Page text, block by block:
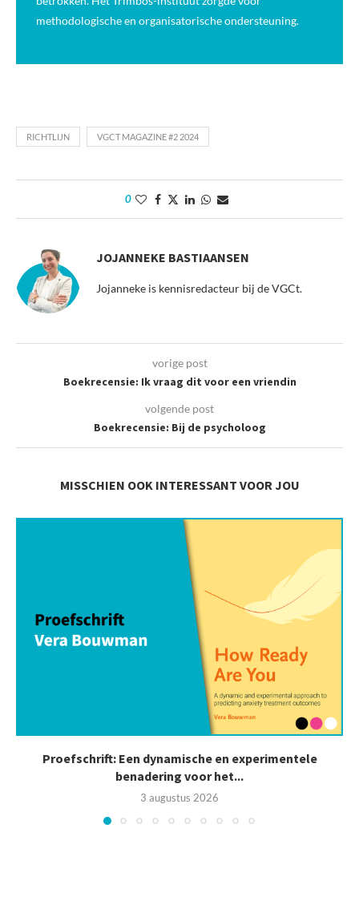
methodologische en organisatorische ondersteuning.
RICHTLIJN VGCT MAGAZINE #2 2024
0
JOJANNEKE BASTIAANSEN
Jojanneke is kennisredacteur bij de VGCt.
vorige post
Boekrecensie: Ik vraag dit voor een vriendin
volgende post
Boekrecensie: Bij de psycholoog
MISSCHIEN OOK INTERESSANT VOOR JOU
Proefschrift: Een dynamische en experimentele
benadering voor het...
3 augustus 2026